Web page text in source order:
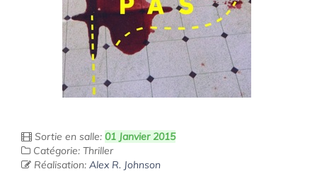
Sortie en salle: 01 Janvier 2015
Catégorie: Thriller
Réalisation: Alex R. Johnson